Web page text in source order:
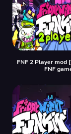
FNF 2 Player mod
FNF